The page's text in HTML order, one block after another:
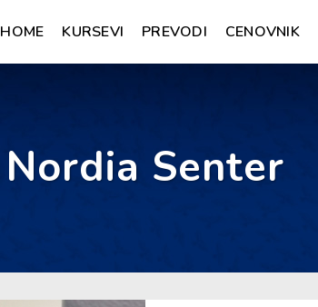
HOME KURSEVI PREVODI CENOVNIK
Nordia Senter